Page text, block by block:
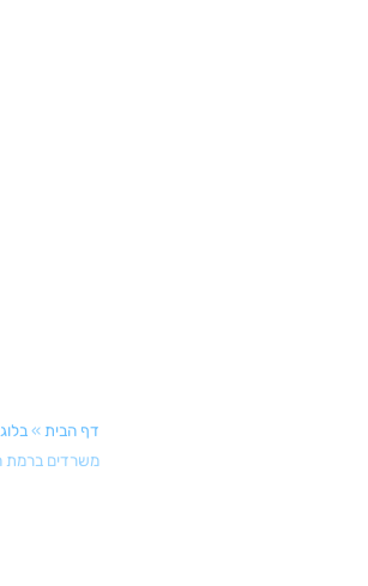
»בלוג ניקיון מהיר
משרדים ברמת החייל